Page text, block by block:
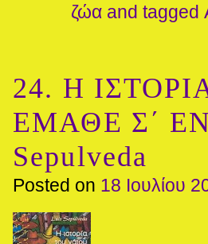
ζώα and tagged
24. Η
ΕΜΑΘΕ Σ΄
Sepulveda
Posted on 18 Ιουλίου